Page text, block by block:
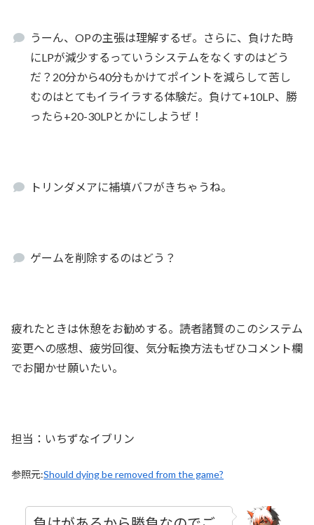
うーん、OPの主張は理解するぜ。さらに、負けた時
にLPが減少するっていうシステムをなくすのはどう
だ？20分から40分もかけてポイントを減らして苦し
むのはとてもイライラする体験だ。負けて+10LP、勝
ったら+20-30LPとかにしようぜ！
トリンダメアに補填バフがきちゃうね。
ゲームを削除するのはどう？
疲れたときは休憩をお勧めする。読者諸賢のこのシステム
変更への感想、疲労回復、気分転換方法もぜひコメント欄
でお聞かせ願いたい。
担当：いちずなイブリン
参照元:Should dying be removed from the game?